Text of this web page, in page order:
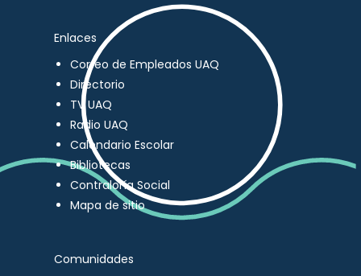
Enlaces
Correo de Empleados UAQ
Directorio
TV UAQ
Radio UAQ
Calendario Escolar
Bibliotecas
Contraloría Social
Mapa de sitio
Comunidades